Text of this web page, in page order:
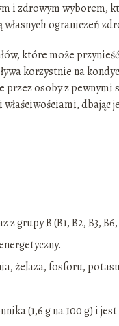
i zdrowym wyborem,
ograniczeń
które może
korzystnie na
osoby z pewnymi
dbając
grupy B (B1, B2, B3,
żelaza, fosforu,
(1,6 g na 100 g) i